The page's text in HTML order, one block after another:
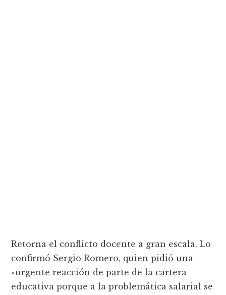
Retorna el conflicto docente a gran escala. Lo
confirmó Sergio Romero, quien pidió una
«urgente reacción de parte de la cartera
educativa porque a la problemática salarial se